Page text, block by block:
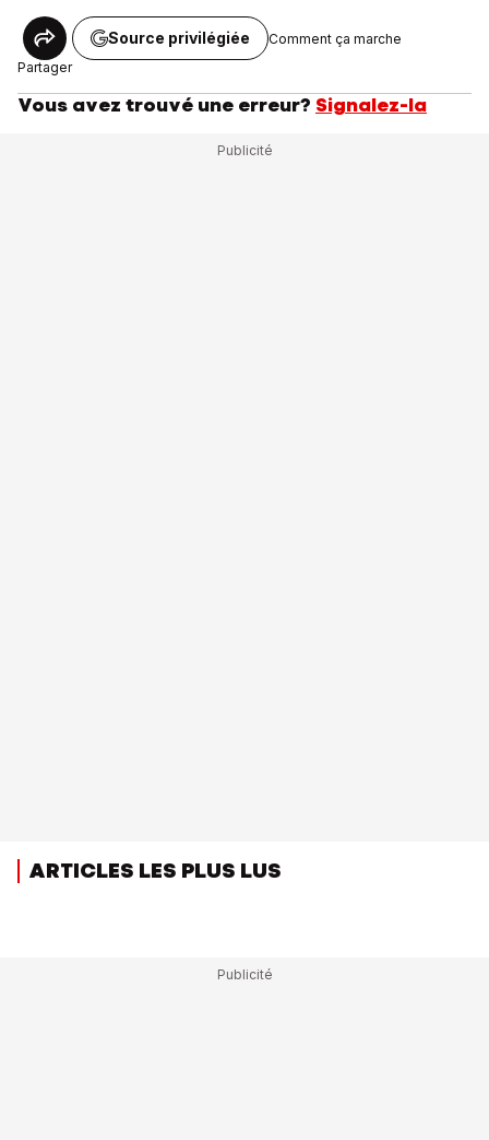
Partager
Source privilégiée Comment ça marche
Vous avez trouvé une erreur? Signalez-la
ARTICLES LES PLUS LUS